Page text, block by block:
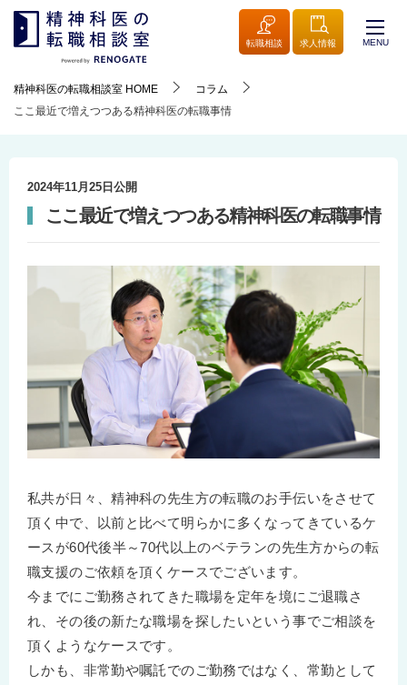
転職相談 求人情報 MENU
精神科医の転職相談室 HOME
コラム
ここ最近で増えつつある精神科医の転職事情
2024年11月25日 公開
ここ最近で増えつつある精神科医の転職事情
私共が日々、精神科の先生方の転職のお手伝いをさせて
頂く中で、以前と比べて明らかに多くなってきているケ
ースが60代後半～70代以上のベテランの先生方からの転
職支援のご依頼を頂くケースでございます。
今までにご勤務されてきた職場を定年を境にご退職さ
れ、その後の新たな職場を探したいという事でご相談を
頂くようなケースです。
しかも、非常勤や嘱託でのご勤務ではなく、常勤として